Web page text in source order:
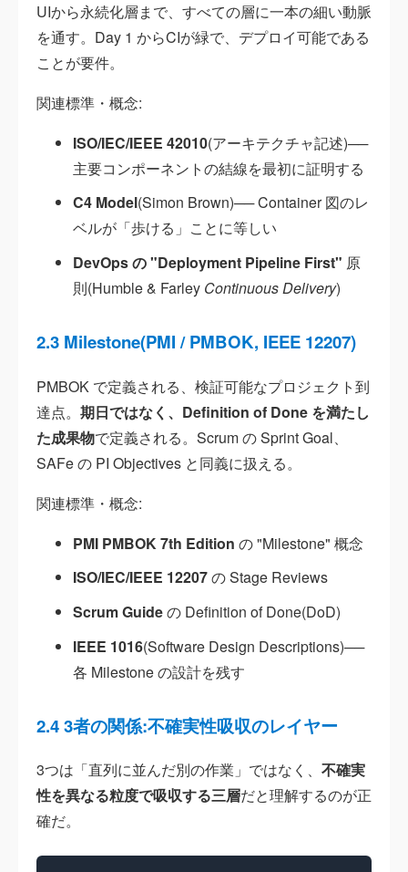
UIから永続化層まで、すべての層に一本の細い動脈
を通す。Day 1 からCIが緑で、デプロイ可能である
ことが要件。
関連標準・概念:
ISO/IEC/IEEE 42010(アーキテクチャ記述)──
主要コンポーネントの結線を最初に証明する
C4 Model(Simon Brown)── Container 図のレ
ベルが「歩ける」ことに等しい
DevOps の "Deployment Pipeline First" 原
則(Humble & Farley Continuous Delivery)
2.3 Milestone(PMI / PMBOK, IEEE 12207)
PMBOK で定義される、検証可能なプロジェクト到
達点。 期日ではなく、Definition of Done を満たし
た成果物で定義される。Scrum の Sprint Goal、
SAFe の PI Objectives と同義に扱える。
関連標準・概念:
PMI PMBOK 7th Edition の "Milestone" 概念
ISO/IEC/IEEE 12207の Stage Reviews
Scrum Guideの Definition of Done(DoD)
IEEE 1016(Software Design Descriptions)──
各 Milestone の設計を残す
2.4 3者の関係:不確実性吸収のレイヤー
3つは「直列に並んだ別の作業」ではなく、 不確実
性を異なる粒度で吸収する三層だと理解するのが正
確だ。